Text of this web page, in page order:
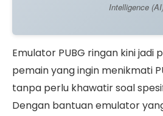
Intelligence
Emulator PUBG ringan kini jadi
pemain yang ingin menikmati
tanpa perlu khawatir soal
Dengan bantuan emulator